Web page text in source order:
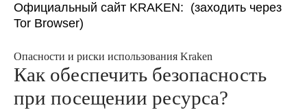
Официальный сайт KRAKEN: (заходить через
Tor Browser)
Опасности и риски использования Kraken
Как обеспечить безопасность
при посещении ресурса?